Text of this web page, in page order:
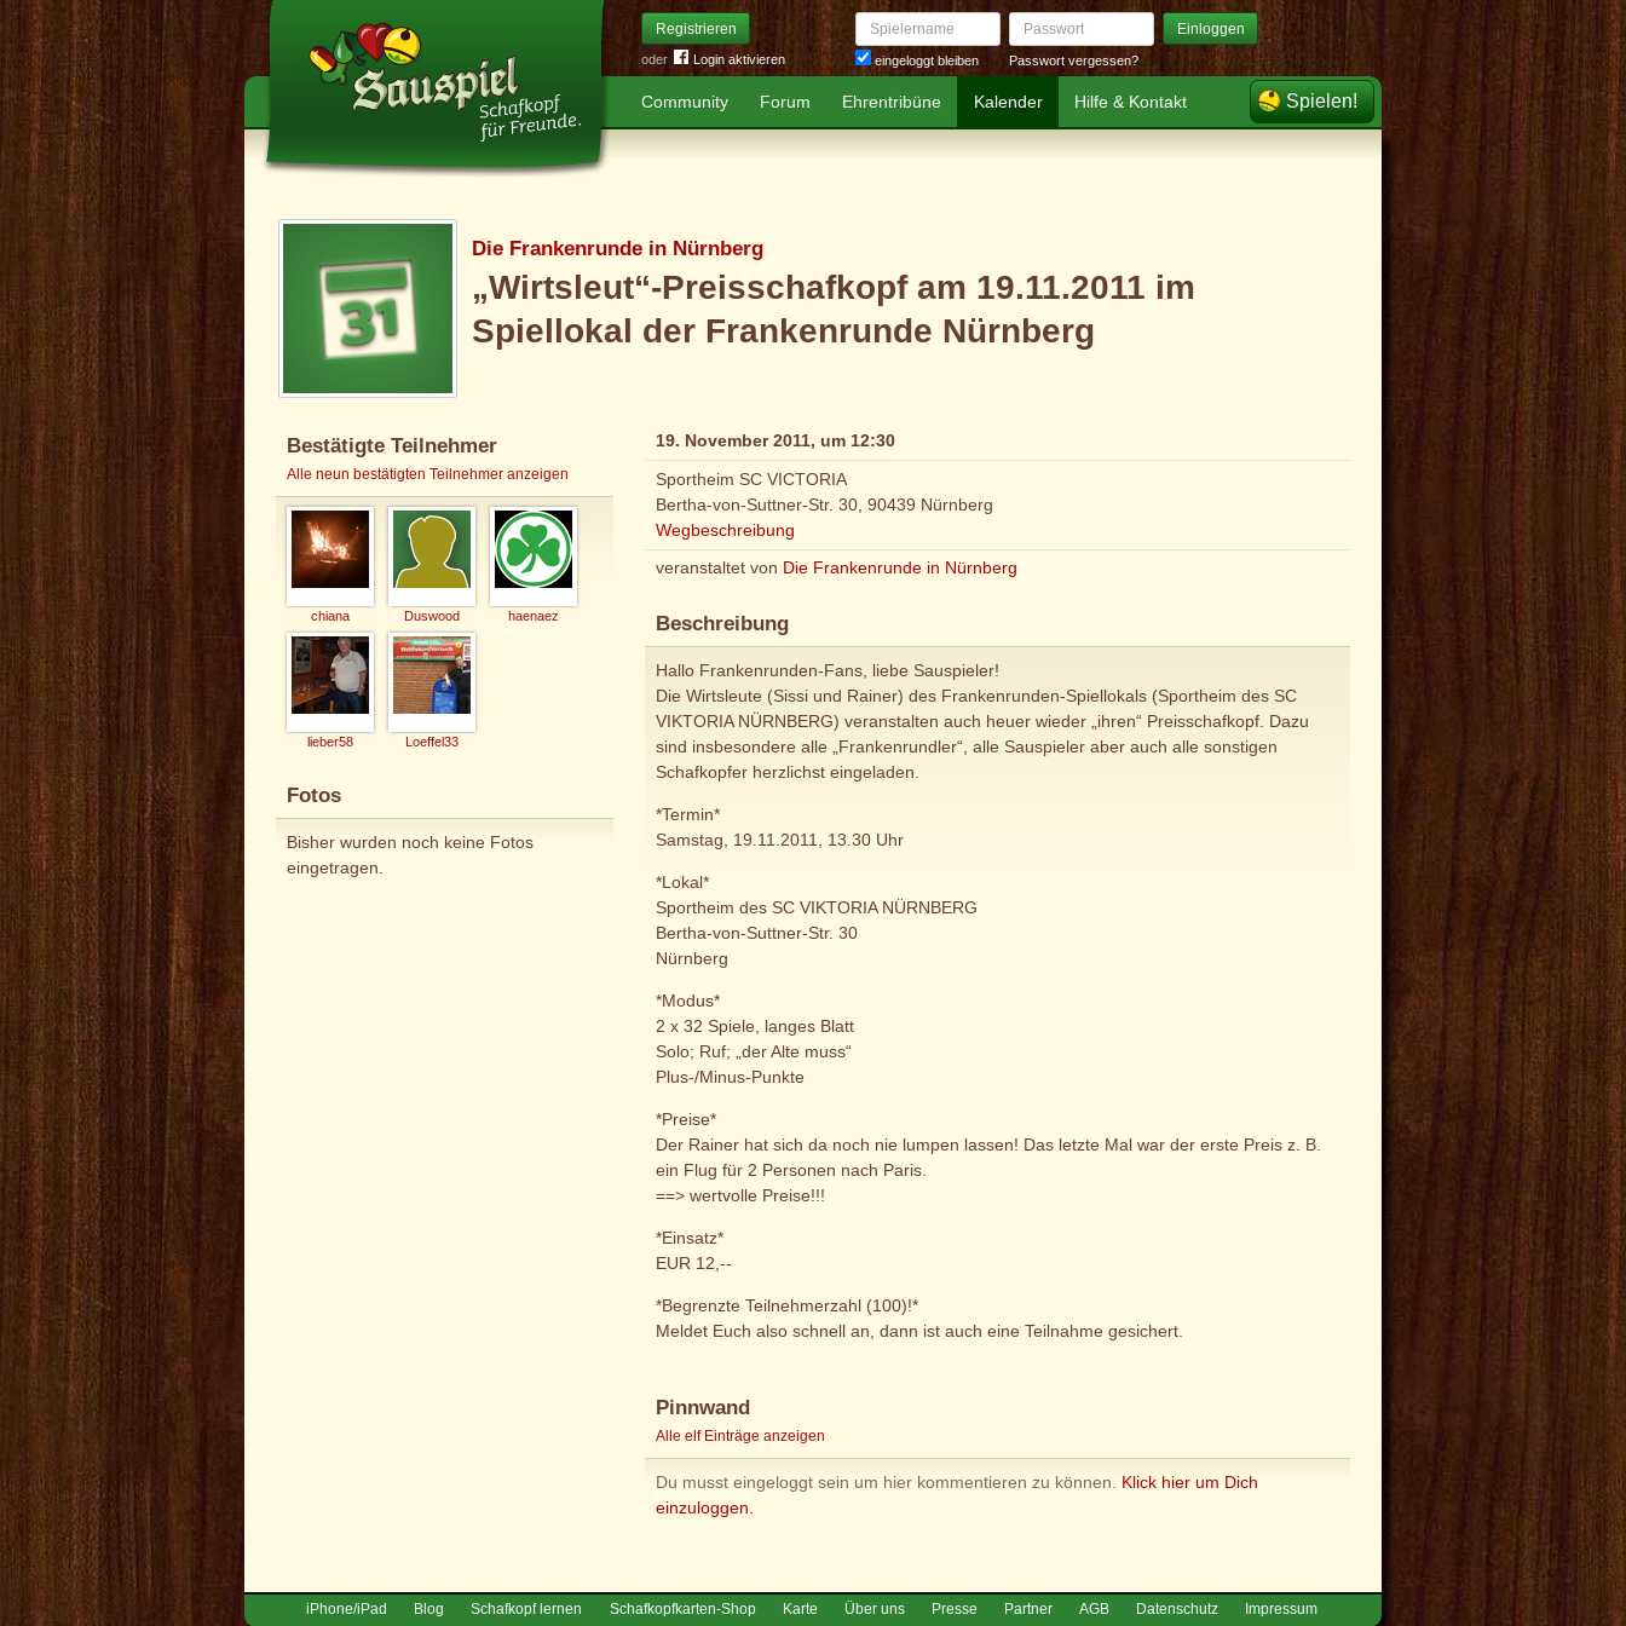
Registrieren
oder Login aktivieren
Spielername
eingeloggt bleiben
Passwort Einloggen
Passwort vergessen?
Community Forum Ehrentribüne Kalender Hilfe & Kontakt Spielen!
Die Frankenrunde in Nürnberg
„Wirtsleut“-Preisschafkopf am 19.11.2011 im
Spiellokal der Frankenrunde Nürnberg
Bestätigte Teilnehmer
Alle neun bestätigten Teilnehmer anzeigen
chiana Duswood haenaez
lieber58 Loeffel33
Fotos
Bisher wurden noch keine Fotos
eingetragen.
19. November 2011, um 12:30
Sportheim SC VICTORIA
Bertha-von-Suttner-Str. 30, 90439 Nürnberg
Wegbeschreibung
veranstaltet von Die Frankenrunde in Nürnberg
Beschreibung
Hallo Frankenrunden-Fans, liebe Sauspieler!
Die Wirtsleute (Sissi und Rainer) des Frankenrunden-Spiellokals (Sportheim des SC
VIKTORIA NÜRNBERG) veranstalten auch heuer wieder „ihren“ Preisschafkopf. Dazu
sind insbesondere alle „Frankenrundler“, alle Sauspieler aber auch alle sonstigen
Schafkopfer herzlichst eingeladen.
*Termin*
Samstag, 19.11.2011, 13.30 Uhr
*Lokal*
Sportheim des SC VIKTORIA NÜRNBERG
Bertha-von-Suttner-Str. 30
Nürnberg
*Modus*
2 x 32 Spiele, langes Blatt
Solo; Ruf; „der Alte muss“
Plus-/Minus-Punkte
*Preise*
Der Rainer hat sich da noch nie lumpen lassen! Das letzte Mal war der erste Preis z. B.
ein Flug für 2 Personen nach Paris.
==> wertvolle Preise!!!
*Einsatz*
EUR 12,--
*Begrenzte Teilnehmerzahl (100)!*
Meldet Euch also schnell an, dann ist auch eine Teilnahme gesichert.
Pinnwand
Alle elf Einträge anzeigen
Du musst eingeloggt sein um hier kommentieren zu können. Klick hier um Dich
einzuloggen.
iPhone/iPad Blog Schafkopf lernen Schafkopfkarten-Shop Karte Über uns Presse Partner AGB Datenschutz Impressum